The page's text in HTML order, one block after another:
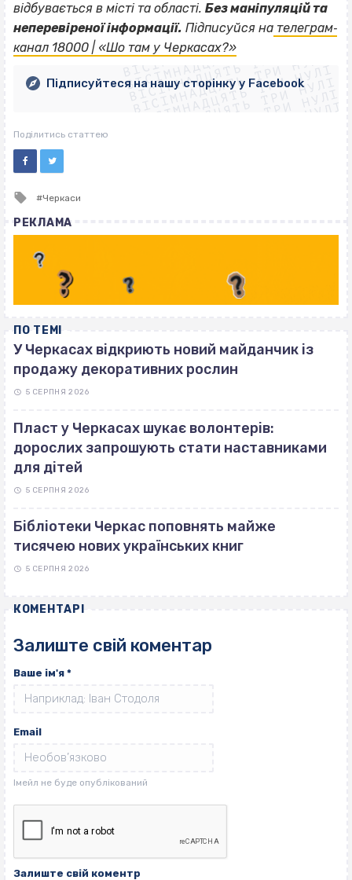
відбувається в місті та області. Без маніпуляцій та
неперевіреної інформації. Підписуйся на телеграм‐
канал 18000 | «Шо там у Черкасах?»
ВІСІМНАДЦЯТЬ ТРИ НУЛІ
ВІСІМНАДЦЯТЬ ТРИ НУЛІ
ВІСІМНАДЦЯТЬ ТРИ НУЛІ
ВІСІМНАДЦЯТЬ ТРИ НУЛІ
ВІСІМНАДЦЯТЬ ТРИ НУЛІ
ВІСІМНАДЦЯТЬ ТРИ НУЛІ
ВІСІМНАДЦЯТЬ ТРИ НУЛІ
ВІСІМНАДЦЯТЬ ТРИ НУЛІ
Підписуйтеся на нашу сторінку у Facebook
Поділитись статтею
Tagged
Черкаси
РЕКЛАМА
ПО ТЕМІ
У Черкасах відкриють новий майданчик із
продажу декоративних рослин
5 СЕРПНЯ 2026
Пласт у Черкасах шукає волонтерів:
дорослих запрошують стати наставниками
для дітей
5 СЕРПНЯ 2026
Бібліотеки Черкас поповнять майже
тисячею нових українських книг
5 СЕРПНЯ 2026
КОМЕНТАРІ
Залиште свій коментар
Ваше ім'я *
Email
Залиште свій коментр